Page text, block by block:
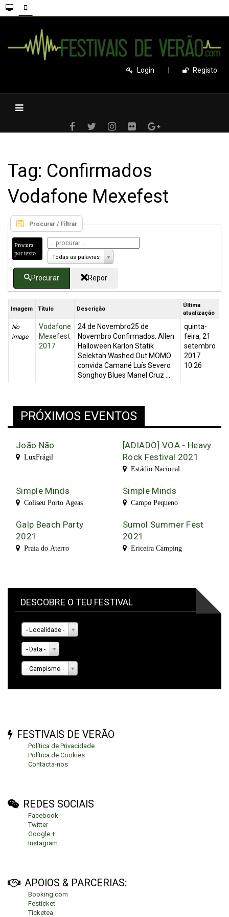
Login Registo
Tag: Confirmados
Vodafone Mexefest
Procurar / Filtrar
Procura
por texto
Todas as palavras
Procurar Repor
Imagem Título Descrição
Última
atualização
No
image
Vodafone
Mexefest
2017
24 de Novembro25 de
Novembro Confirmados: Allen
Halloween Karlon Statik
Selektah Washed Out MOMO
convida Camané Luís Severo
Songhoy Blues Manel Cruz ...
quinta-
feira, 21
setembro
2017
10:26
PRÓXIMOS EVENTOS
João Não
LuxFrágil
[ADIADO] VOA - Heavy
Rock Festival 2021
Estádio Nacional
Simple Minds
Coliseu Porto Ageas
Simple Minds
Campo Pequeno
Galp Beach Party
2021
Praia do Aterro
Sumol Summer Fest
2021
Ericeira Camping
DESCOBRE O TEU FESTIVAL
- Localidade -
- Data -
- Campismo -
FESTIVAIS DE VERÃO
Política de Privacidade
Política de Cookies
Contacta-nos
REDES SOCIAIS
Facebook
Twitter
Google +
Instagram
APOIOS & PARCERIAS:
Booking.com
Festicket
Ticketea